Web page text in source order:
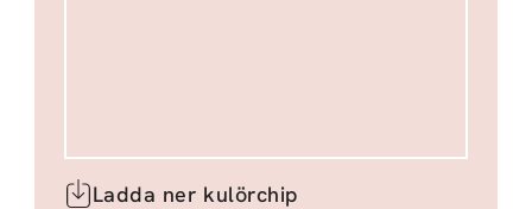
Ladda ner kulörchip